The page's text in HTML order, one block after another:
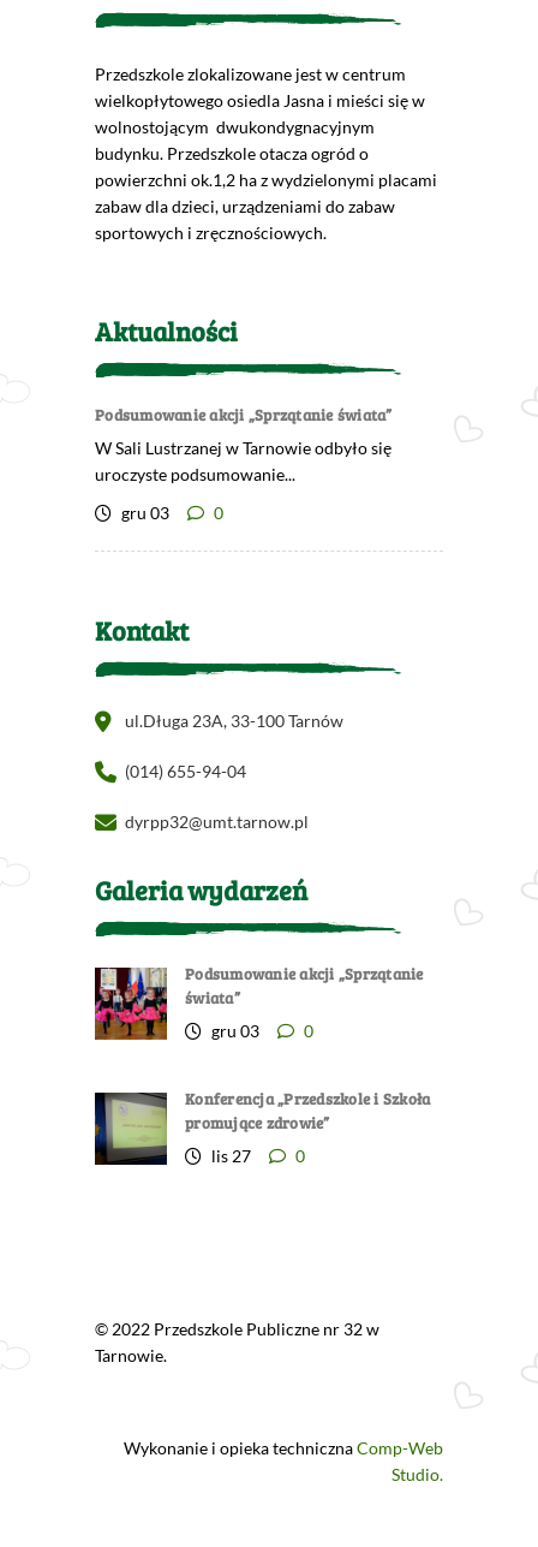
Przedszkole zlokalizowane jest w centrum
wielkopłytowego osiedla Jasna i mieści się w
wolnostojącym dwukondygnacyjnym
budynku. Przedszkole otacza ogród o
powierzchni ok.1,2 ha z wydzielonymi placami
zabaw dla dzieci, urządzeniami do zabaw
sportowych i zręcznościowych.
Aktualności
Podsumowanie akcji „Sprzątanie świata”
W Sali Lustrzanej w Tarnowie odbyło się
uroczyste podsumowanie...
gru 03
0
Kontakt
ul.Długa 23A, 33-100 Tarnów
(014) 655-94-04
dyrpp32@umt.tarnow.pl
Galeria wydarzeń
Podsumowanie akcji „Sprzątanie
świata”
gru 03 0
Konferencja „Przedszkole i Szkoła
promujące zdrowie”
lis 27 0
© 2022 Przedszkole Publiczne nr 32 w
Tarnowie.
Wykonanie i opieka technicznaComp-Web
Studio.